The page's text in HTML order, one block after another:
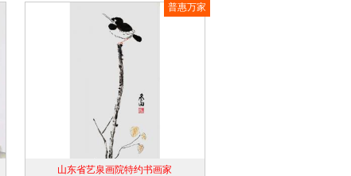
普惠万家
山东省艺泉画院特约书画家